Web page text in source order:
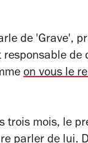
de 'Grave',
de
on vous le
trois mois, le
parler de lui.